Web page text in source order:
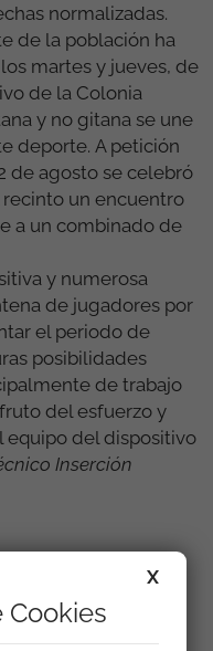
normalizadas.
de la población ha
martes y jueves, de
de la Colonia
y no gitana se une
deporte. A petición
de agosto se celebró
un encuentro
a un combinado de
y numerosa
de jugadores por
el periodo de
posibilidades
de trabajo
del esfuerzo y
del dispositivo
Inserción
X
Cookies